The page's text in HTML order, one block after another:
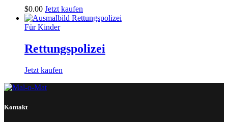
$0.00 Jetzt kaufen
Für Kinder
Rettungspolizei
Jetzt kaufen
Kontakt